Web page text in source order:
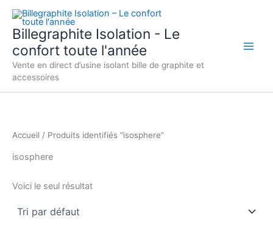
Aller
contenu
Billegraphite Isolation - Le
confort toute l'année
Vente en direct d’usine isolant bille de graphite et
accessoires
Accueil / Produits identifiés “isosphere”
isosphere
Voici le seul résultat